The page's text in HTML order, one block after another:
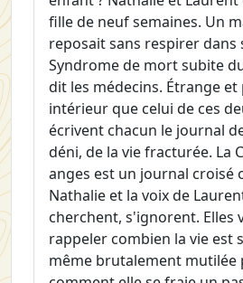
fille de neuf semaines. Un
reposait sans respirer dans
Syndrome de mort subite
dit les médecins. Étrange
intérieur que celui de ces
écrivent chacun le journal
déni, de la vie fracturée. La
anges est un journal croisé
Nathalie et la voix de
cherchent, s'ignorent. Elles
rappeler combien la vie est
même brutalement mutilée